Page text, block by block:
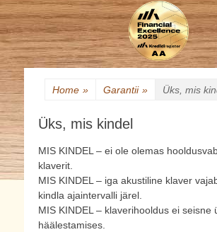
Home » Garantii » Üks, mis
Üks, mis kindel
MIS KINDEL – ei ole olemas
klaverit.
MIS KINDEL – iga akustiline klaver
kindla ajaintervalli järel.
MIS KINDEL – klaverihooldus ei seisne
häälestamises.